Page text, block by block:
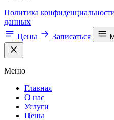
Политика
данных
Цены
Записаться
Меню
Главная
О нас
Услуги
Цены